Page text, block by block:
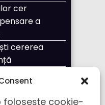
cookie-
cer
a
cererea